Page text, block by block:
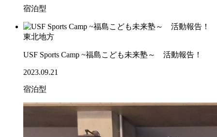
宿泊型
東北地方
USF Sports Camp ~福島こども未来塾～ 活動報告！
2023.09.21
宿泊型